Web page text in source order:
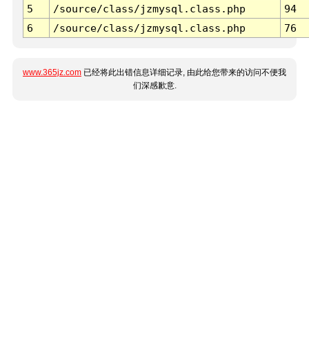
5
/source/class/jzmysql.class.php
94
6
/source/class/jzmysql.class.php 76
www.365jz.com 已经将此出错信息详细记录, 由此给您带来的访问不便我
们深感歉意.